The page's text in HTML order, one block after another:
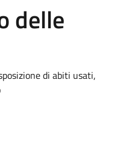
delle
di abiti usati,